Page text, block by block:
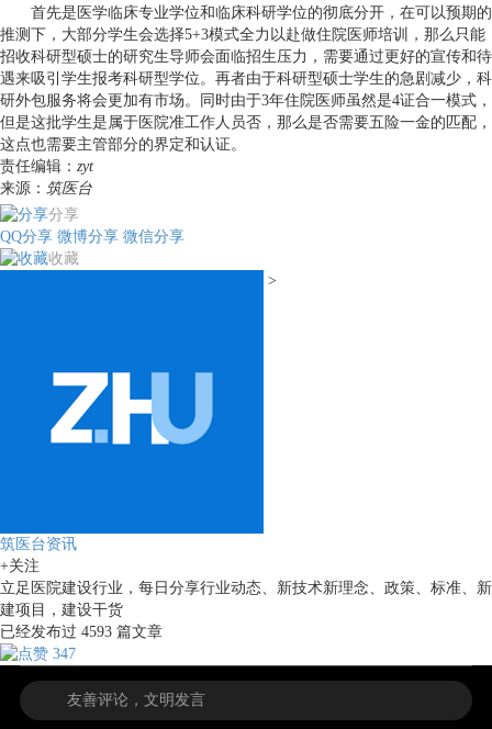
首先是医学临床专业学位和临床科研学位的彻底分开，在可以预期的
推测下，大部分学生会选择5+3模式全力以赴做住院医师培训，那么只能
招收科研型硕士的研究生导师会面临招生压力，需要通过更好的宣传和待
遇来吸引学生报考科研型学位。再者由于科研型硕士学生的急剧减少，科
研外包服务将会更加有市场。同时由于3年住院医师虽然是4证合一模式，
但是这批学生是属于医院准工作人员否，那么是否需要五险一金的匹配，
这点也需要主管部分的界定和认证。
责任编辑： zyt
来源： 筑医台
分享
QQ分享 微博分享 微信分享
收藏
>
筑医台资讯
+关注
立足医院建设行业，每日分享行业动态、新技术新理念、政策、标准、新
建项目，建设干货
已经发布过 4593 篇文章
347